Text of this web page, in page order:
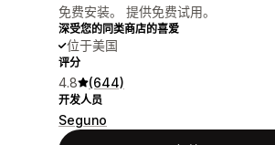
免费安装。 提供免费试用。
深受您的同类商店的喜爱
位于美国
评分
4.8 (644)
开发人员
Seguno